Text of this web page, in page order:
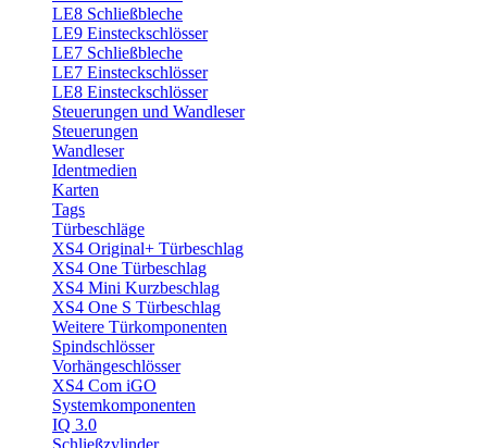
LE8 Schließbleche
LE9 Einsteckschlösser
LE7 Schließbleche
LE7 Einsteckschlösser
LE8 Einsteckschlösser
Steuerungen und Wandleser
Steuerungen
Wandleser
Identmedien
Karten
Tags
Türbeschläge
XS4 Original+ Türbeschlag
XS4 One Türbeschlag
XS4 Mini Kurzbeschlag
XS4 One S Türbeschlag
Weitere Türkomponenten
Spindschlösser
Vorhängeschlösser
XS4 Com iGO
Systemkomponenten
IQ 3.0
Schließzylinder